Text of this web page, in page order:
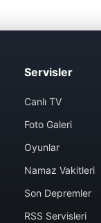
Servisler
Canlı TV
Foto Galeri
Oyunlar
Namaz Vakitleri
Son Depremler
RSS Servisleri